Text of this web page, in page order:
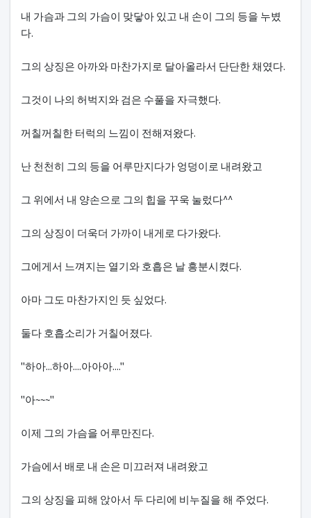
내 가슴과 그의 가슴이 맞닿아 있고 내 손이 그의 등을 누볐
다.
그의 상징은 아까와 마찬가지로 달아올라서 단단한 채였다.
그것이 나의 허벅지와 검은 수풀을 자극했다.
꺼칠꺼칠한 터럭의 느낌이 전해져왔다.
난 천천히 그의 등을 어루만지다가 엉덩이로 내려왔고
그 위에서 내 양손으로 그의 힙을 꾸욱 눌렀다^^
그의 상징이 더욱더 가까이 내게로 다가왔다.
그에게서 느껴지는 열기와 호흡은 날 흥분시켰다.
아마 그도 마찬가지인 듯 싶었다.
둘다 호흡소리가 거칠어졌다.
"하아...하아....아아아...."
"아~~~"
이제 그의 가슴을 어루만진다.
가슴에서 배로 내 손은 미끄러져 내려왔고
그의 상징을 피해 앉아서 두 다리에 비누질을 해 주었다.